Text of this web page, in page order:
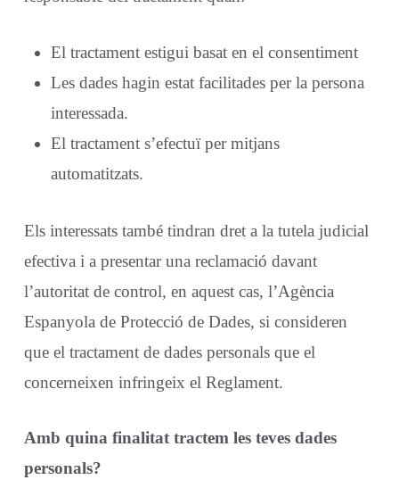
El tractament estigui basat en el consentiment
Les dades hagin estat facilitades per la persona
interessada.
El tractament s’efectuï per mitjans
automatitzats.
Els interessats també tindran dret a la tutela judicial
efectiva i a presentar una reclamació davant
l’autoritat de control, en aquest cas, l’Agència
Espanyola de Protecció de Dades, si consideren
que el tractament de dades personals que el
concerneixen infringeix el Reglament.
Amb quina finalitat tractem les teves dades
personals?